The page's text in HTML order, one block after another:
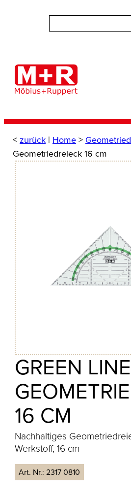
< zurück | Home>
Geometriedreieck 16 cm
GREEN LINE
16 CM
Nachhaltiges
Werkstoff, 16 cm
Art. Nr.:2317 0810